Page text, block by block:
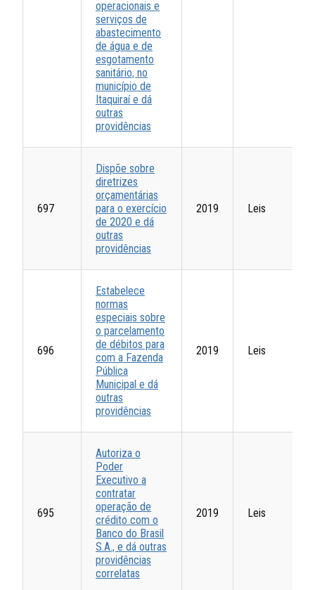
operacionais e
serviços de
abastecimento
de água e de
esgotamento
sanitário, no
município de
Itaquiraí e dá
outras
providências
697
Dispõe sobre
diretrizes
orçamentárias
para o exercício
de 2020 e dá
outras
providências
2019 Leis
696
Estabelece
normas
especiais sobre
o parcelamento
de débitos para
com a Fazenda
Pública
Municipal e dá
outras
providências
2019 Leis
695
Autoriza o
Poder
Executivo a
contratar
operação de
crédito com o
Banco do Brasil
S.A., e dá outras
providências
correlatas
2019 Leis